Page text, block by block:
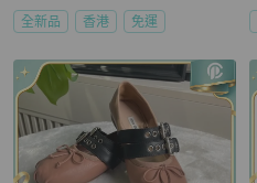
全新品 香港 免運